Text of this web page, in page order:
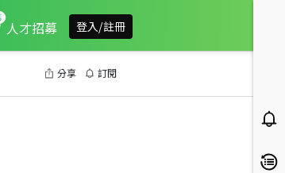
人才招募 登入/註冊
分享 訂閱